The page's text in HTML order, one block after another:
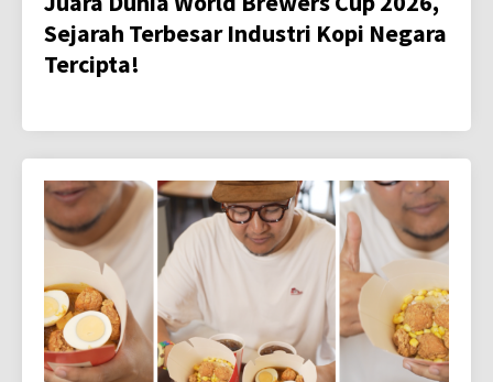
Sejarah Terbesar Industri Kopi Negara
Tercipta!